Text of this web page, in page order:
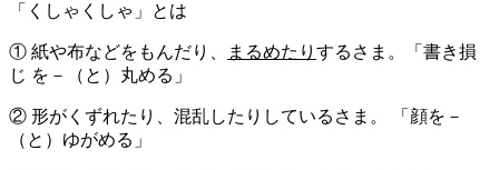
「くしゃくしゃ」とは
① 紙や布などをもんだり、 まるめたり するさま。「書き損
じ を－（と）丸める」
② 形がくずれた り、混乱したりしているさま。 「顔を－
（と）ゆがめる」